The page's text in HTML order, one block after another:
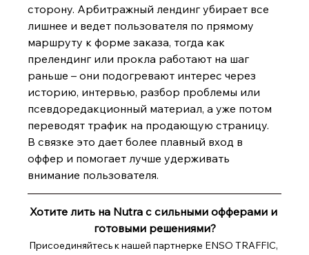
сторону. Арбитражный лендинг убирает все
лишнее и ведет пользователя по прямому
маршруту к форме заказа, тогда как
прелендинг или прокла работают на шаг
раньше – они подогревают интерес через
историю, интервью, разбор проблемы или
псевдоредакционный материал, а уже потом
переводят трафик на продающую страницу.
В связке это дает более плавный вход в
оффер и помогает лучше удерживать
внимание пользователя.
Хотите лить на Nutra с сильными офферами и
готовыми решениями?
Присоединяйтесь к нашей партнерке ENSO TRAFFIC,